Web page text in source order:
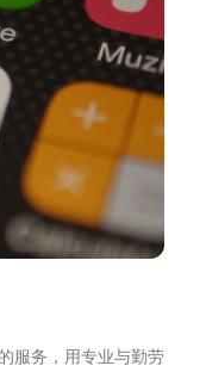
服务，用专业与勤劳